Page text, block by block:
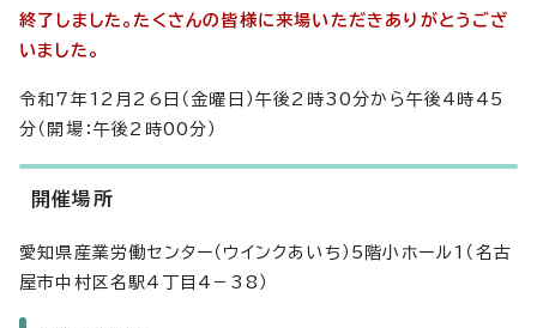
終了しました。たくさんの皆様に来場いただきありがとうござ
いました。
令和7年12月26日（金曜日）午後2時30分から午後4時45
分（開場：午後2時00分）
開催場所
愛知県産業労働センター（ウインクあいち）5階小ホール1（名古
屋市中村区名駅4丁目4－38）